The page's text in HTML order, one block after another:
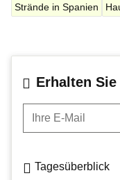
Strände in Spanien
Erhalten
Ihre E-Mail
Tagesüberblick